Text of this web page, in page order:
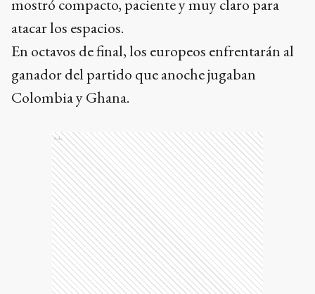
mostró compacto, paciente y muy claro para
atacar los espacios.
En octavos de final, los europeos enfrentarán al
ganador del partido que anoche jugaban
Colombia y Ghana.
Ads